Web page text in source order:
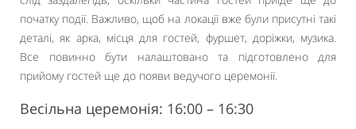
початку події. Важливо, щоб на локації вже були присутні такі
деталі, як арка, місця для гостей, фуршет, доріжки, музика.
Все повинно бути налаштовано та підготовлено для
прийому гостей ще до появи ведучого церемонії.
Весільна церемонія: 16:00 – 16:30